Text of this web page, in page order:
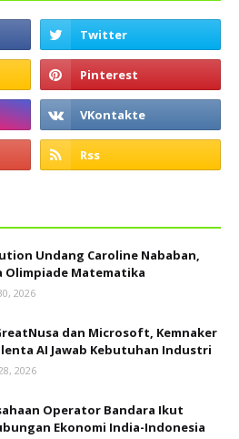
Undang Caroline Nababan,
Olimpiade Matematika
2026
dan Microsoft, Kemnaker
AI Jawab Kebutuhan Industri
2026
Operator Bandara Ikut
Ekonomi India-Indonesia